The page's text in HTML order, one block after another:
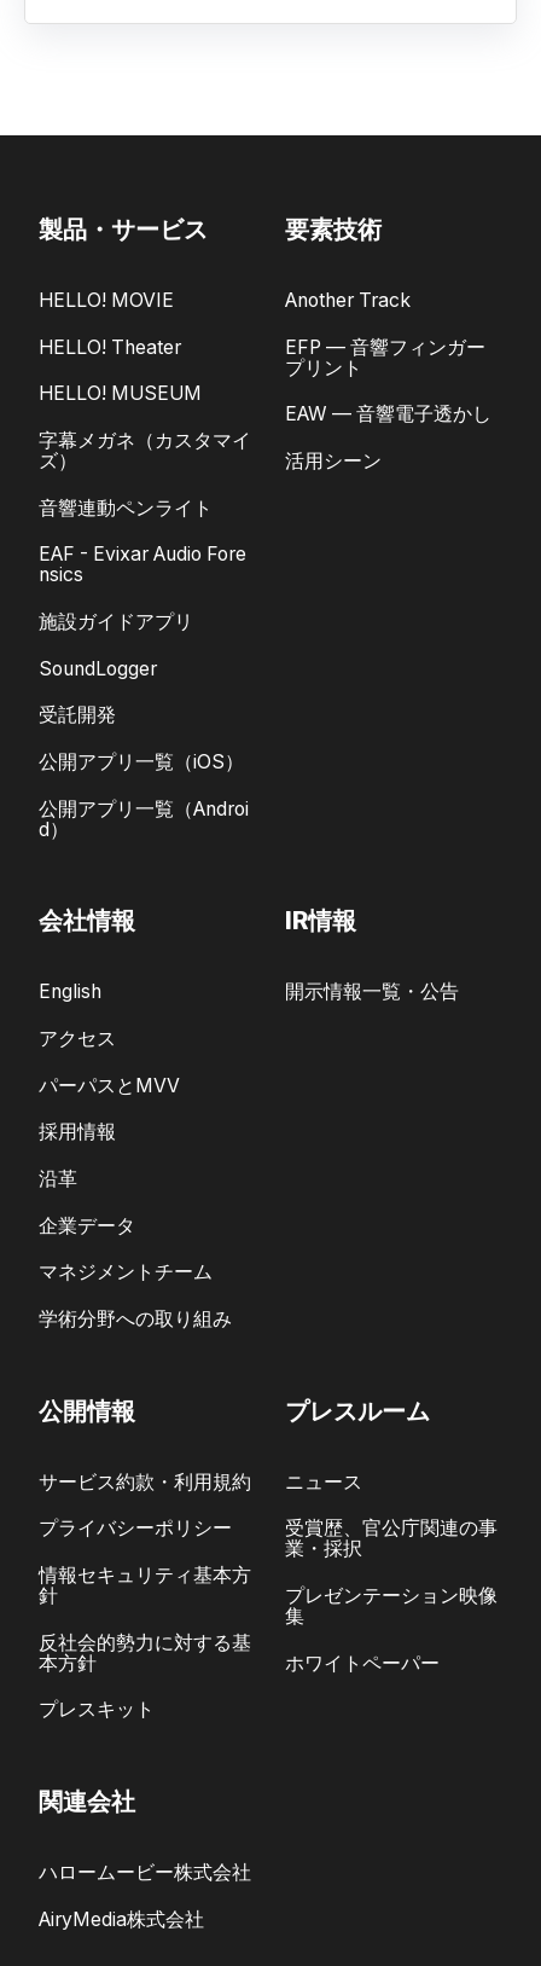
製品・サービス
HELLO! MOVIE
HELLO! Theater
HELLO! MUSEUM
字幕メガネ（カスタマイ
ズ）
音響連動ペンライト
EAF - Evixar Audio Fore
nsics
施設ガイドアプリ
SoundLogger
受託開発
公開アプリ一覧（iOS）
公開アプリ一覧（Androi
d）
要素技術
Another Track
EFP — 音響フィンガー
プリント
EAW — 音響電子透かし
活用シーン
会社情報
English
アクセス
パーパスとMVV
採用情報
沿革
企業データ
マネジメントチーム
学術分野への取り組み
IR情報
開示情報一覧・公告
公開情報
サービス約款・利用規約
プライバシーポリシー
情報セキュリティ基本方
針
反社会的勢力に対する基
本方針
プレスキット
プレスルーム
ニュース
受賞歴、官公庁関連の事
業・採択
プレゼンテーション映像
集
ホワイトペーパー
関連会社
ハロームービー株式会社
AiryMedia株式会社